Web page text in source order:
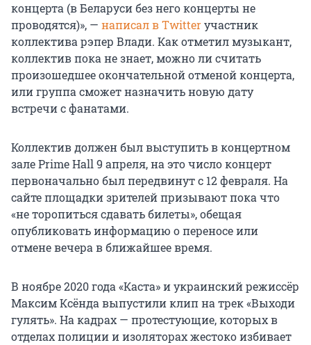
концерта (в Беларуси без него концерты не
проводятся)», — написал в Twitterучастник
коллектива рэпер Влади. Как отметил музыкант,
коллектив пока не знает, можно ли считать
произошедшее окончательной отменой концерта,
или группа сможет назначить новую дату
встречи с фанатами.
Коллектив должен был выступить в концертном
зале Prime Hall 9 апреля, на это число концерт
первоначально был передвинут с 12 февраля. На
сайте площадки зрителей призывают пока что
«не торопиться сдавать билеты», обещая
опубликовать информацию о переносе или
отмене вечера в ближайшее время.
В ноябре 2020 года «Каста» и украинский режиссёр
Максим Ксёнда выпустили клип на трек «Выходи
гулять». На кадрах — протестующие, которых в
отделах полиции и изоляторах жестоко избивает